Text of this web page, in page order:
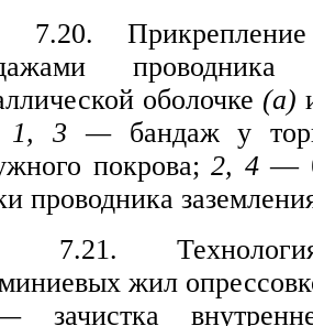
7.20.
оболочке (а)
1, 3 — бандаж у
покрова;2, 4—
проводника
7.21.
жил
зачистка